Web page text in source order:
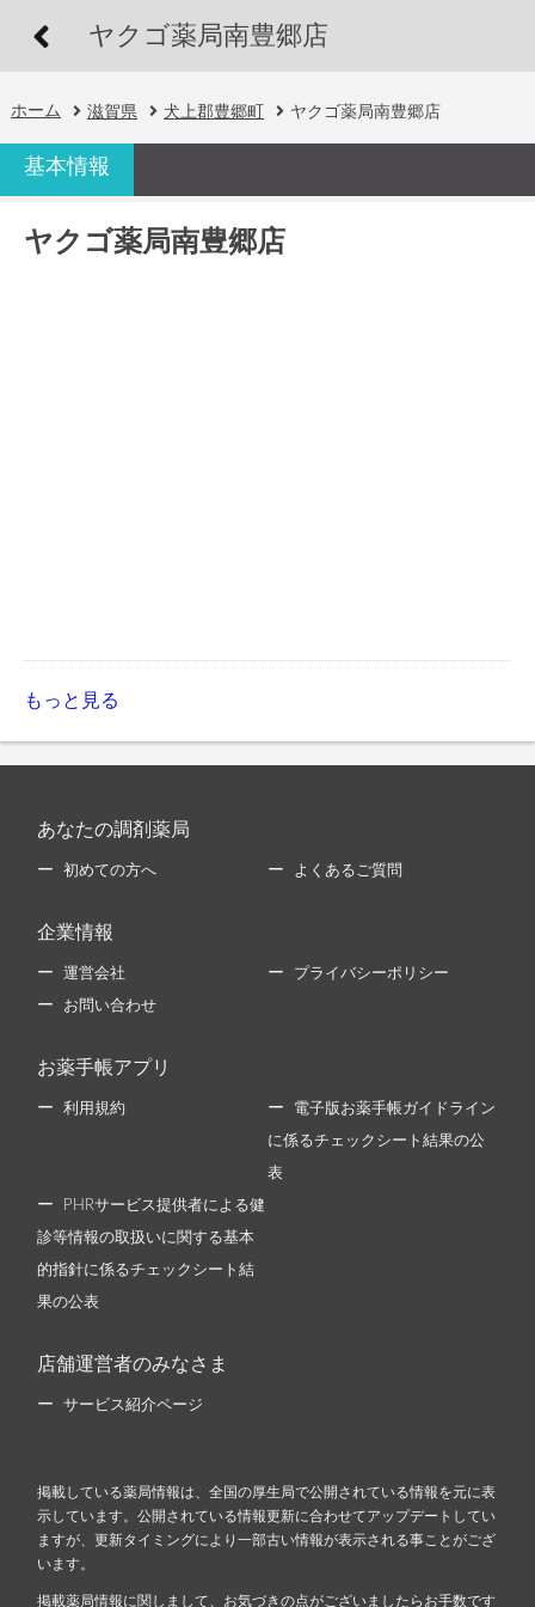
ヤクゴ薬局南豊郷店
ホーム 滋賀県 犬上郡豊郷町 ヤクゴ薬局南豊郷店
基本情報
ヤクゴ薬局南豊郷店
もっと見る
あなたの調剤薬局
初めての方へ よくあるご質問
企業情報
運営会社 プライバシーポリシー
お問い合わせ
お薬手帳アプリ
利用規約 電子版お薬手帳ガイドライン
に係るチェックシート結果の公
表
PHRサービス提供者による健
診等情報の取扱いに関する基本
的指針に係るチェックシート結
果の公表
店舗運営者のみなさま
サービス紹介ページ
掲載している薬局情報は、全国の厚生局で公開されている情報を元に表
示しています。公開されている情報更新に合わせてアップデートしてい
ますが、更新タイミングにより一部古い情報が表示される事ことがござ
います。
掲載薬局情報に関しまして、お気づきの点がございましたらお手数です